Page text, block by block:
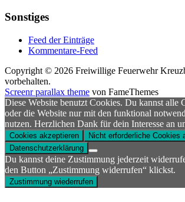
Sonstiges
Feed der Einträge
Kommentare-Feed
Copyright © 2026 Freiwillige Feuerwehr
vorbehalten.
Screenr parallax theme von FameThemes
Diese Website benutzt Cookies. Du kannst alle
oder die Website nur mit den funktional
nutzen. Herzlichen Dank für dein Interesse an
Cookies akzeptieren
Nicht erforderliche Cookies
Datenschutzerklärung
Du kannst deine Zustimmung jederzeit
den Button „Zustimmung widerrufen“ klickst.
Zustimmung wiederrufen